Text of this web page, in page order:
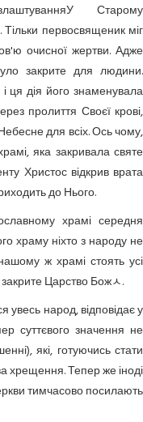
У Старому
Тільки первосвященик міг
очисної жертви. Адже
закрите для людини.
ця дія його знаменувала
пролиття Своєї крові,
для всіх. Ось чому,
яка закривала святе
Христос відкрив врата
до Нього.
храмі середня
храму ніхто з народу не
ж храмі стоять усі
закрите Царство Божﾵ.
увесь народ, відповідає у
суттєвого значення не
які, готуючись стати
хрещення. Тепер же іноді
тимчасово посилають